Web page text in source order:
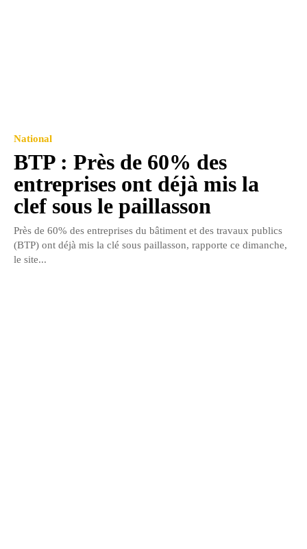
National
BTP : Près de 60% des
entreprises ont déjà mis la
clef sous le paillasson
Près de 60% des entreprises du bâtiment et des travaux publics
(BTP) ont déjà mis la clé sous paillasson, rapporte ce dimanche,
le site...